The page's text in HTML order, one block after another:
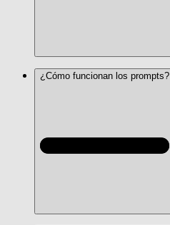
¿Cómo funcionan los prompts?